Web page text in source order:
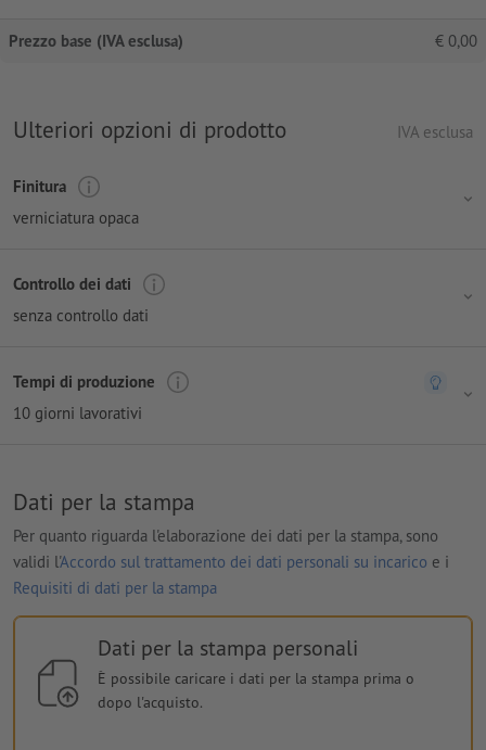
Prezzo base (IVA esclusa) € 0,00
Ulteriori opzioni di prodotto IVA esclusa
Finitura
verniciatura opaca
Controllo dei dati
senza controllo dati
Tempi di produzione
10 giorni lavorativi
Dati per la stampa
Per quanto riguarda l'elaborazione dei dati per la stampa, sono
validi l'Accordo sul trattamento dei dati personali su incarico e i
Requisiti di dati per la stampa
Dati per la stampa personali
È possibile caricare i dati per la stampa prima o
dopo l'acquisto.